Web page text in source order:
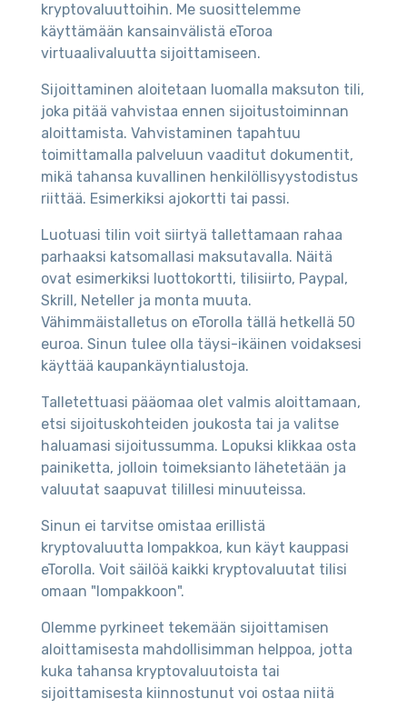
kryptovaluuttoihin. Me suosittelemme
käyttämään kansainvälistä eToroa
virtuaalivaluutta sijoittamiseen.
Sijoittaminen aloitetaan luomalla maksuton tili,
joka pitää vahvistaa ennen sijoitustoiminnan
aloittamista. Vahvistaminen tapahtuu
toimittamalla palveluun vaaditut dokumentit,
mikä tahansa kuvallinen henkilöllisyystodistus
riittää. Esimerkiksi ajokortti tai passi.
Luotuasi tilin voit siirtyä tallettamaan rahaa
parhaaksi katsomallasi maksutavalla. Näitä
ovat esimerkiksi luottokortti, tilisiirto, Paypal,
Skrill, Neteller ja monta muuta.
Vähimmäistalletus on eTorolla tällä hetkellä 50
euroa. Sinun tulee olla täysi-ikäinen voidaksesi
käyttää kaupankäyntialustoja.
Talletettuasi pääomaa olet valmis aloittamaan,
etsi sijoituskohteiden joukosta tai ja valitse
haluamasi sijoitussumma. Lopuksi klikkaa osta
painiketta, jolloin toimeksianto lähetetään ja
valuutat saapuvat tilillesi minuuteissa.
Sinun ei tarvitse omistaa erillistä
kryptovaluutta lompakkoa, kun käyt kauppasi
eTorolla. Voit säilöä kaikki kryptovaluutat tilisi
omaan "lompakkoon".
Olemme pyrkineet tekemään sijoittamisen
aloittamisesta mahdollisimman helppoa, jotta
kuka tahansa kryptovaluutoista tai
sijoittamisesta kiinnostunut voi ostaa niitä